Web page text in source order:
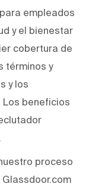
empleados
y el bienestar
cobertura de
términos y
y los
Los beneficios
proceso